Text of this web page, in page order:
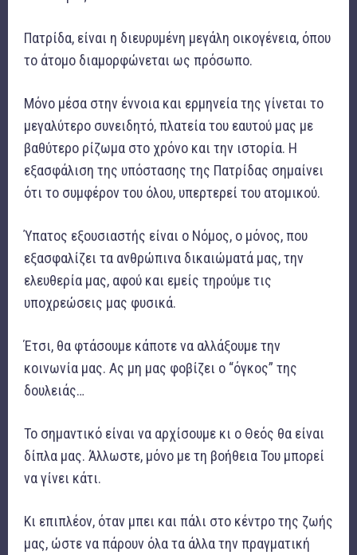
Πατρίδα, είναι η διευρυμένη μεγάλη οικογένεια, όπου
το άτομο διαμορφώνεται ως πρόσωπο.
Μόνο μέσα στην έννοια και ερμηνεία της γίνεται το
μεγαλύτερο συνειδητό, πλατεία του εαυτού μας με
βαθύτερο ρίζωμα στο χρόνο και την ιστορία. Η
εξασφάλιση της υπόστασης της Πατρίδας σημαίνει
ότι το συμφέρον του όλου, υπερτερεί του ατομικού.
Ύπατος εξουσιαστής είναι ο Νόμος, ο μόνος, που
εξασφαλίζει τα ανθρώπινα δικαιώματά μας, την
ελευθερία μας, αφού και εμείς τηρούμε τις
υποχρεώσεις μας φυσικά.
Έτσι, θα φτάσουμε κάποτε να αλλάξουμε την
κοινωνία μας. Ας μη μας φοβίζει ο “όγκος” της
δουλειάς…
Το σημαντικό είναι να αρχίσουμε κι ο Θεός θα είναι
δίπλα μας. Άλλωστε, μόνο με τη βοήθεια Του μπορεί
να γίνει κάτι.
Κι επιπλέον, όταν μπει και πάλι στο κέντρο της ζωής
μας, ώστε να πάρουν όλα τα άλλα την πραγματική